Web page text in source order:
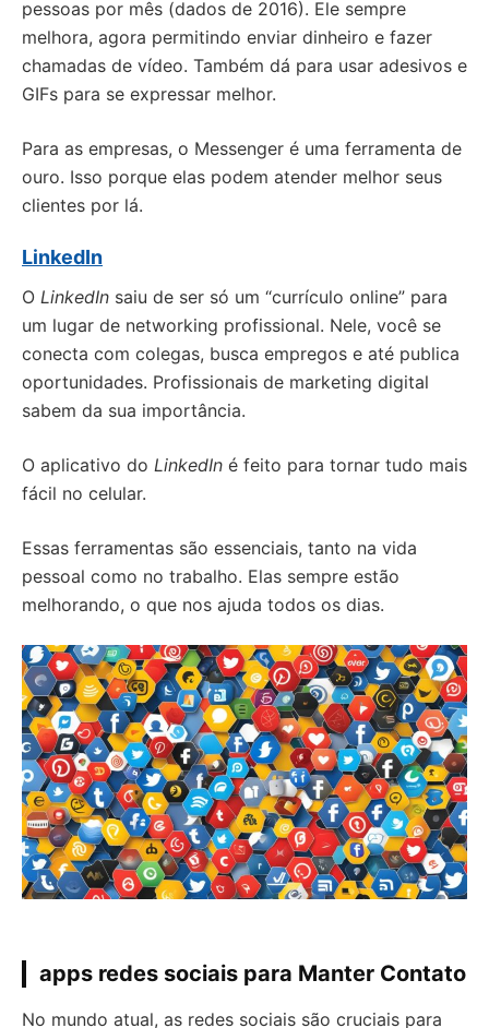
pessoas por mês (dados de 2016). Ele sempre
melhora, agora permitindo enviar dinheiro e fazer
chamadas de vídeo. Também dá para usar adesivos e
GIFs para se expressar melhor.
Para as empresas, o Messenger é uma ferramenta de
ouro. Isso porque elas podem atender melhor seus
clientes por lá.
LinkedIn
O LinkedIn saiu de ser só um “currículo online” para
um lugar de networking profissional. Nele, você se
conecta com colegas, busca empregos e até publica
oportunidades. Profissionais de marketing digital
sabem da sua importância.
O aplicativo do LinkedIn é feito para tornar tudo mais
fácil no celular.
Essas ferramentas são essenciais, tanto na vida
pessoal como no trabalho. Elas sempre estão
melhorando, o que nos ajuda todos os dias.
apps redes sociais para Manter Contato
No mundo atual, as redes sociais são cruciais para